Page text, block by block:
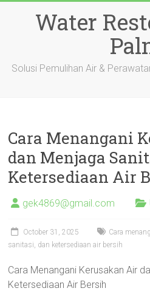
Water
Solusi Pemulihan Air &
Cara Menangani
dan Menjaga
Ketersediaan Air
gek4869@gmail.com
October 31, 2025
Cara
sanitasi, dan ketersediaan air bersih
Cara Menangani Kerusakan Air
Ketersediaan Air Bersih